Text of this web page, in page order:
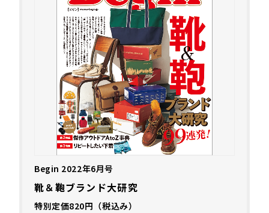
Begin 2022年6月号
靴＆鞄ブランド大研究
特別定価820円（税込み）